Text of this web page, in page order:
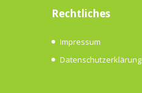
Rechtliches
Impressum
Datenschutzerklärung